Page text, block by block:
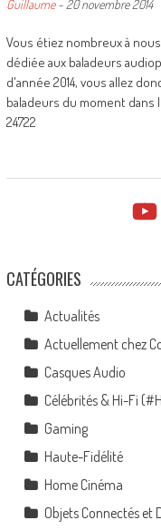
Guillaume- 20 novembre 2014
Vous étiez nombreux à
dédiée aux baladeurs
d'année 2014, vous allez
baladeurs du moment dans
24722
CATÉGORIES
Actualités
Actuellement chez
Casques Audio
Célébrités & Hi-Fi
Gaming
Haute-Fidélité
Home Cinéma
Objets Connectés et